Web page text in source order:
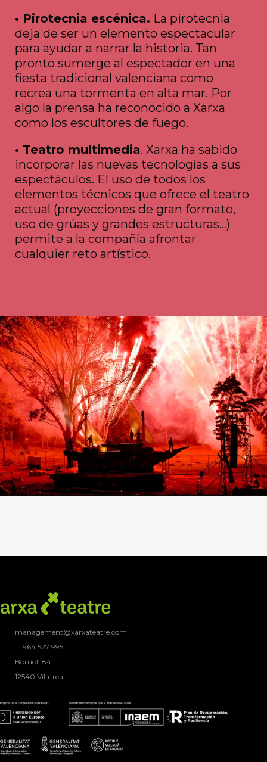
• Pirotecnia escénica. La pirotecnia
deja de ser un elemento espectacular
para ayudar a narrar la historia. Tan
pronto sumerge al espectador en una
fiesta tradicional valenciana como
recrea una tormenta en alta mar. Por
algo la prensa ha reconocido a Xarxa
como los escultores de fuego.
• Teatro multimedia. Xarxa ha sabido
incorporar las nuevas tecnologías a sus
espectáculos. El uso de todos los
elementos técnicos que ofrece el teatro
actual (proyecciones de gran formato,
uso de grúas y grandes estructuras…)
permite a la compañía afrontar
cualquier reto artístico.
management@xarxateatre.com
T. ‭964 527 995
Borriol, 84
12540 Vila-real